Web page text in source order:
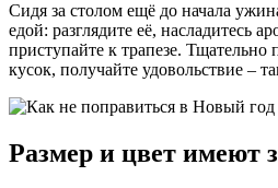
Сидя за столом ещё до начала
едой: разглядите её, насладитесь
приступайте к трапезе.
кусок, получайте удовольствие ‒
Размер и цвет имеют